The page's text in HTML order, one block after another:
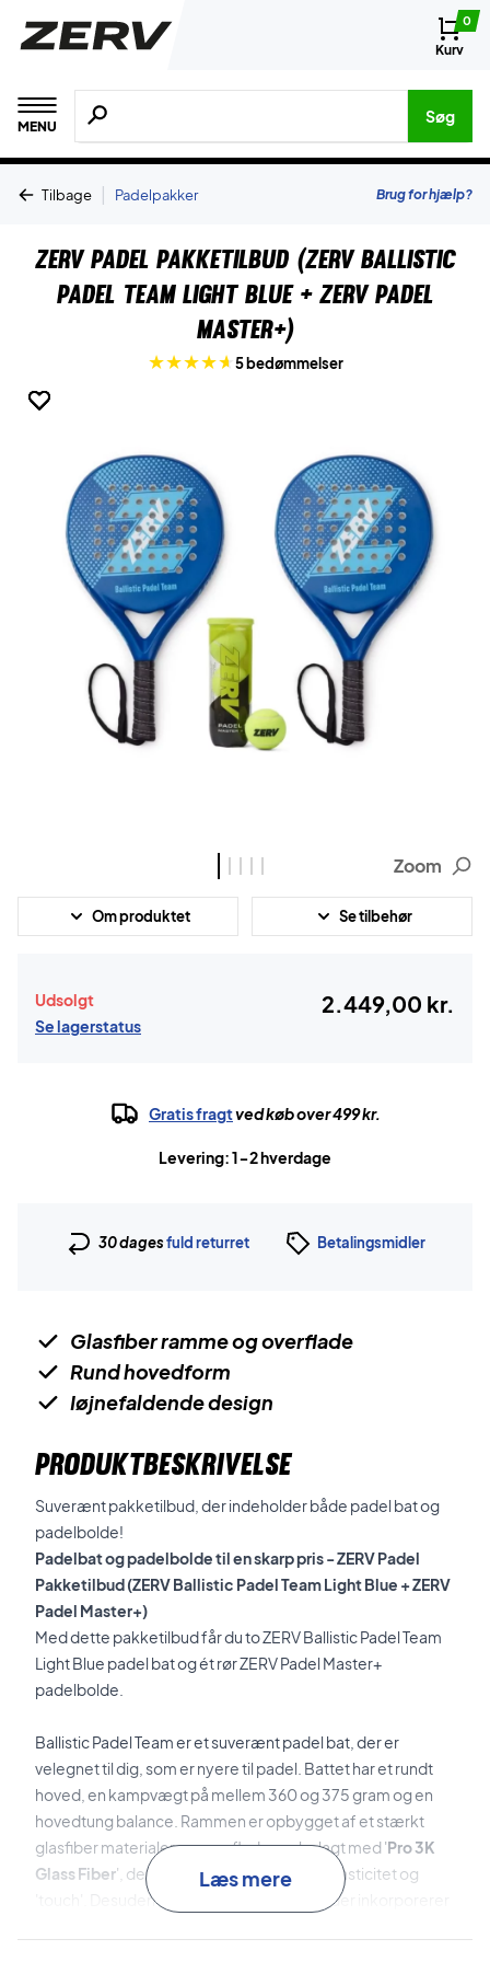
0
Kurv
MENU
Søg efter produkter, mærker etc.
Søg
Tilbage | Padelpakker Brug for hjælp?
ZERV Padel Pakketilbud (ZERV Ballistic
Padel Team Light Blue + ZERV Padel
Master+)
5 bedømmelser
Zoom
Om produktet Se tilbehør
Udsolgt
Se lagerstatus
2.449,00 kr.
Gratis fragtved køb over 499 kr.
Levering: 1-2 hverdage
30 dagesfuld returret Betalingsmidler
Glasfiber ramme og overflade
Rund hovedform
Iøjnefaldende design
PRODUKTBESKRIVELSE
Suverænt pakketilbud, der indeholder både padel bat og
padelbolde!
Padelbat og padelbolde til en skarp pris - ZERV Padel
Pakketilbud (ZERV Ballistic Padel Team Light Blue + ZERV
Padel Master+)
Med dette pakketilbud får du to ZERV Ballistic Padel Team
Light Blue padel bat og ét rør ZERV Padel Master+
padelbolde.
Ballistic Padel Team er et suverænt padel bat, der er
velegnet til dig, som er nyere til padel. Battet har et rundt
hoved, en kampvægt på mellem 360 og 375 gram og en
hovedtung balance. Rammen er opbygget af et stærkt
glasfiber materialer og overfladen er belagt med 'Pro 3K
Glass Fiber', der giver overfladen en god elasticitet og
'touch'. Desuden har battet et flot design, der inkorporerer
Læs mere